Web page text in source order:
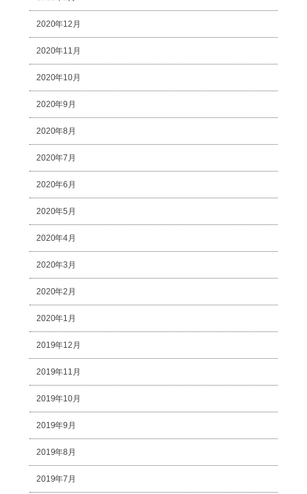
2020年12月
2020年11月
2020年10月
2020年9月
2020年8月
2020年7月
2020年6月
2020年5月
2020年4月
2020年3月
2020年2月
2020年1月
2019年12月
2019年11月
2019年10月
2019年9月
2019年8月
2019年7月